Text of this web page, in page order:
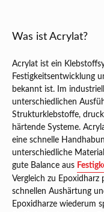
Was ist Acrylat?
Acrylat ist ein
Festigkeitsentwicklung
bekannt ist. Im
unterschiedlichen
Strukturklebstoffe,
härtende Systeme.
eine schnelle
unterschiedliche
gute Balance aus
Vergleich zu
schnellen Aushärtung
Epoxidharze wiederum